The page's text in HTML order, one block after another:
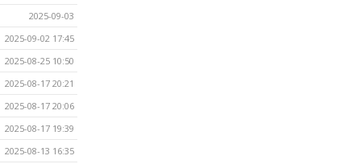
2025-09-03
2025-09-02 17:45
2025-08-25 10:50
2025-08-17 20:21
2025-08-17 20:06
2025-08-17 19:39
2025-08-13 16:35